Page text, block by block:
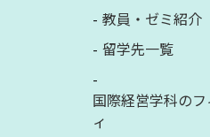
教員・ゼミ紹介
留学先一覧
国際経営学科の
ィ